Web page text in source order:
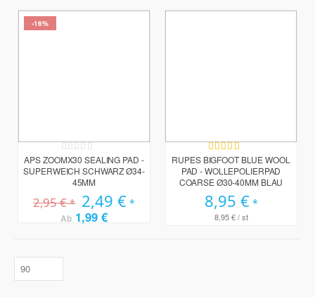
-16%
Rating:
0%
APS ZOOMX30 SEALING PAD -
SUPERWEICH SCHWARZ Ø34-
45MM
2,95 € Sonderpreis
2,49 €
Ab 1,99 €
Bewertung:
80%
RUPES BIGFOOT BLUE WOOL
PAD - WOLLEPOLIERPAD
COARSE Ø30-40MM BLAU
8,95 €
8,95 €/ st